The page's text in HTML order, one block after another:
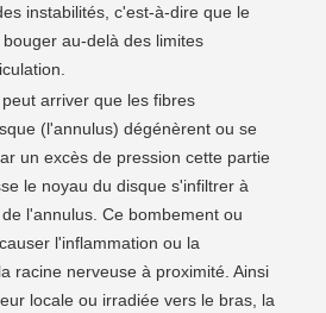
instabilités, c'est-à-dire que le
au-delà des limites
arriver que les fibres
(l'annulus) dégénèrent ou se
un excès de pression cette partie
le noyau du disque s'infiltrer à
l'annulus. Ce bombement ou
l'inflammation ou la
racine nerveuse à proximité. Ainsi
locale ou irradiée vers le bras, la